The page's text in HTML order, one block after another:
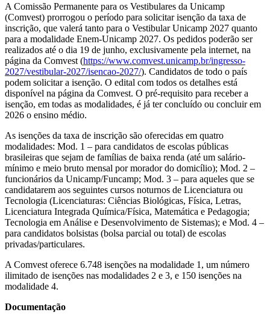
A Comissão Permanente para os Vestibulares da Unicamp
(Comvest) prorrogou o período para solicitar isenção da taxa de
inscrição, que valerá tanto para o Vestibular Unicamp 2027 quanto
para a modalidade Enem-Unicamp 2027. Os pedidos poderão ser
realizados até o dia 19 de junho, exclusivamente pela internet, na
página da Comvest (https://www.comvest.unicamp.br/ingresso-
2027/vestibular-2027/isencao-2027/). Candidatos de todo o país
podem solicitar a isenção. O edital com todos os detalhes está
disponível na página da Comvest. O pré-requisito para receber a
isenção, em todas as modalidades, é já ter concluído ou concluir em
2026 o ensino médio.
As isenções da taxa de inscrição são oferecidas em quatro
modalidades: Mod. 1 – para candidatos de escolas públicas
brasileiras que sejam de famílias de baixa renda (até um salário-
mínimo e meio bruto mensal por morador do domicílio); Mod. 2 –
funcionários da Unicamp/Funcamp; Mod. 3 – para aqueles que se
candidatarem aos seguintes cursos noturnos de Licenciatura ou
Tecnologia (Licenciaturas: Ciências Biológicas, Física, Letras,
Licenciatura Integrada Química/Física, Matemática e Pedagogia;
Tecnologia em Análise e Desenvolvimento de Sistemas); e Mod. 4 –
para candidatos bolsistas (bolsa parcial ou total) de escolas
privadas/particulares.
A Comvest oferece 6.748 isenções na modalidade 1, um número
ilimitado de isenções nas modalidades 2 e 3, e 150 isenções na
modalidade 4.
Documentação